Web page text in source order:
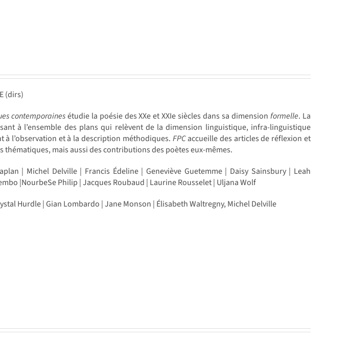
(dirs)
contemporainesétudie la poésie des XXe et XXIe siècles dans sa dimensionformelle. La
à l’ensemble des plans qui relèvent de la dimension linguistique, infra-linguistique
l’observation et à la description méthodiques. FPCaccueille des articles de réflexion et
thématiques, mais aussi des contributions des poètes eux-mêmes.
| Michel Delville | Francis Édeline | Geneviève Guetemme | Daisy Sainsbury | Leah
|NourbeSe Philip | Jacques Roubaud | Laurine Rousselet | Uljana Wolf
Hurdle | Gian Lombardo | Jane Monson | Élisabeth Waltregny, Michel Delville